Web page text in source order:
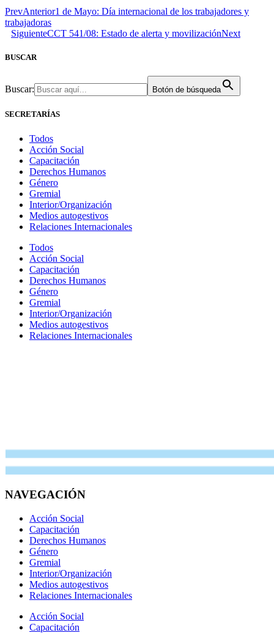
PrevAnterior1 de Mayo: Día internacional de los trabajadores y
trabajadoras
SiguienteCCT 541/08: Estado de alerta y movilizaciónNext
BUSCAR
Buscar: Botón de búsqueda
SECRETARÍAS
Todos
Acción Social
Capacitación
Derechos Humanos
Género
Gremial
Interior/Organización
Medios autogestivos
Relaciones Internacionales
Todos
Acción Social
Capacitación
Derechos Humanos
Género
Gremial
Interior/Organización
Medios autogestivos
Relaciones Internacionales
NAVEGACIÓN
Acción Social
Capacitación
Derechos Humanos
Género
Gremial
Interior/Organización
Medios autogestivos
Relaciones Internacionales
Acción Social
Capacitación